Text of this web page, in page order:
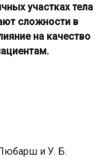
участках тела
сложности в
на качество
и У. Б.